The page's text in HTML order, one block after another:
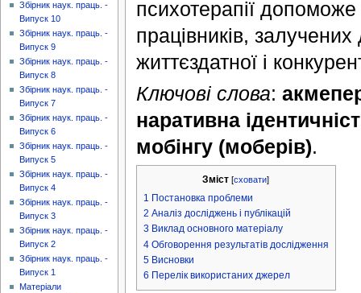
психотерапії
працівників,
життєздатної і
Ключові слова:
наративна
мобінгу (моберів).
Зміст [сховати]
1 Постановка проблеми
2 Аналіз досліджень і публікацій
3 Виклад основного матеріалу
4 Обговорення результатів дослідження
5 Висновки
6 Перелік використаних джерел
Збірник наук. праць. -
Випуск 10
Збірник наук. праць. -
Випуск 9
Збірник наук. праць. -
Випуск 8
Збірник наук. праць. -
Випуск 7
Збірник наук. праць. -
Випуск 6
Збірник наук. праць. -
Випуск 5
Збірник наук. праць. -
Випуск 4
Збірник наук. праць. -
Випуск 3
Збірник наук. праць. -
Випуск 2
Збірник наук. праць. -
Випуск 1
Матеріали